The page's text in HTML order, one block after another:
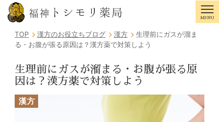
福神 トシモリ薬局 MENU
TOP
漢方のお役立ちブログ 漢方
生理前にガスが溜ま
る・お腹が張る原因は？漢方薬で対策しよう
生理前にガスが溜まる・お腹が張る原
因は？漢方薬で対策しよう
漢方